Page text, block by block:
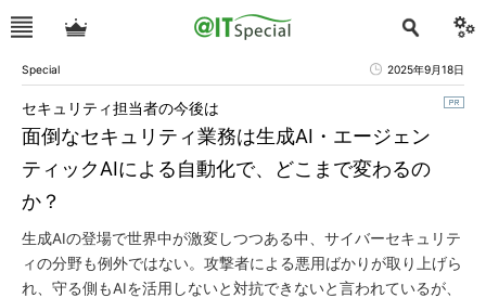
Special 2025年9月18日
面倒なセキュリティ業務は生成AI・エージェン
ティックAIによる自動化で、どこまで変わるの
か？
セキュリティ担当者の今後は
生成AIの登場で世界中が激変しつつある中、サイバーセキュリテ
ィの分野も例外ではない。攻撃者による悪用ばかりが取り上げら
れ、守る側もAIを活用しないと対抗できないと言われているが、